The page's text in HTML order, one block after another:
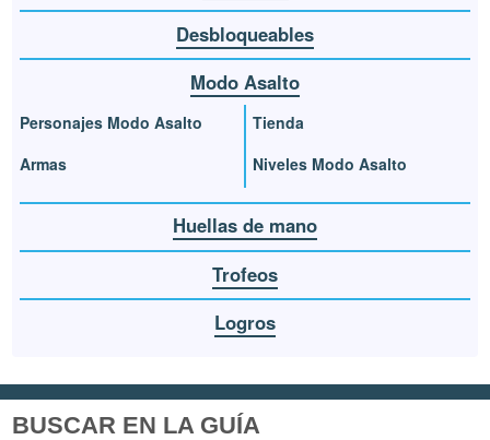
Desbloqueables
Modo Asalto
Personajes Modo Asalto
Armas
Tienda
Niveles Modo Asalto
Huellas de mano
Trofeos
Logros
BUSCAR EN LA GUÍA